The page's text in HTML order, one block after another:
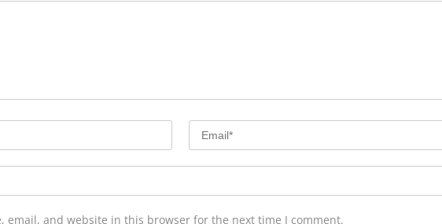
email, and website in this browser for the next time I comment.